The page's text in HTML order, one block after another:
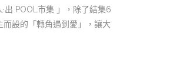
出 POOL市集 」，除了結集6
設的「轉角遇到愛」，讓大